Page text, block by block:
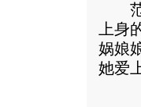
范
上身
娲娘
她爱